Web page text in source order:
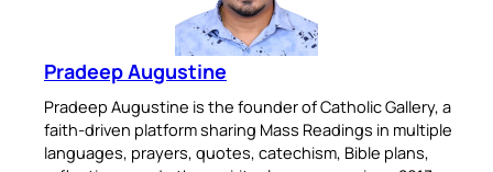
Pradeep Augustine
Pradeep Augustine is the founder of Catholic Gallery, a
faith-driven platform sharing Mass Readings in multiple
languages, prayers, quotes, catechism, Bible plans,